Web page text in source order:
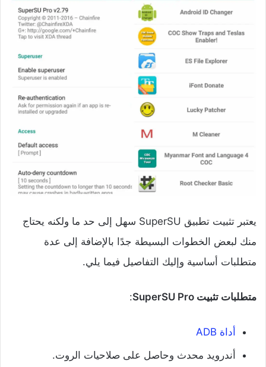
يعتبر تثبيت تطبيق SuperSU سهل إلى حد ما ولكنه يحتاج
منك لبعض الخطوات البسيطة جدًا بالإضافة إلى عدة
متطلبات أساسية وإليك التفاصيل فيما يلي.
متطلبات تثبيت SuperSU Pro :
أداة ADB
أندرويد محدث وحاصل على صلاحيات الروت.